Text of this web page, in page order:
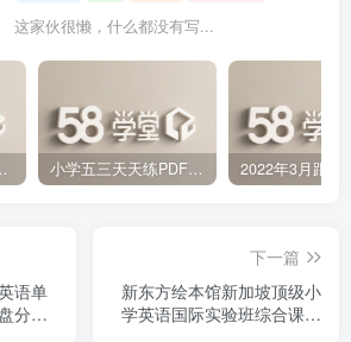
这家伙很懒，什么都没有写...
百度网盘分享下载 小学五三天天练PDF（压缩打包）百度网盘分享下载
语单
分享
下一篇
新东方绘本馆新加坡顶级小
学英语国际实验班综合课程